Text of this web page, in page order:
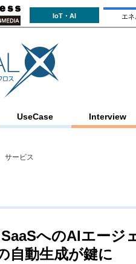
IoT・AI エ
UseCase Interview
サービス
へのAIエージ
自動生成が鍵に